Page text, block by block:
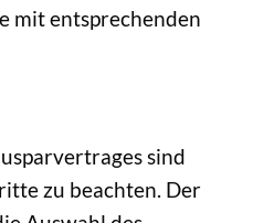
mit entsprechenden
sind
zu beachten. Der